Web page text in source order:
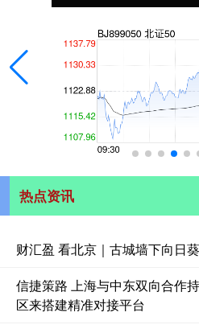
热点资讯
财汇盈 看北京｜古城墙下向日
信捷策路 上海与中东双向合作
区来搭建精准对接平台